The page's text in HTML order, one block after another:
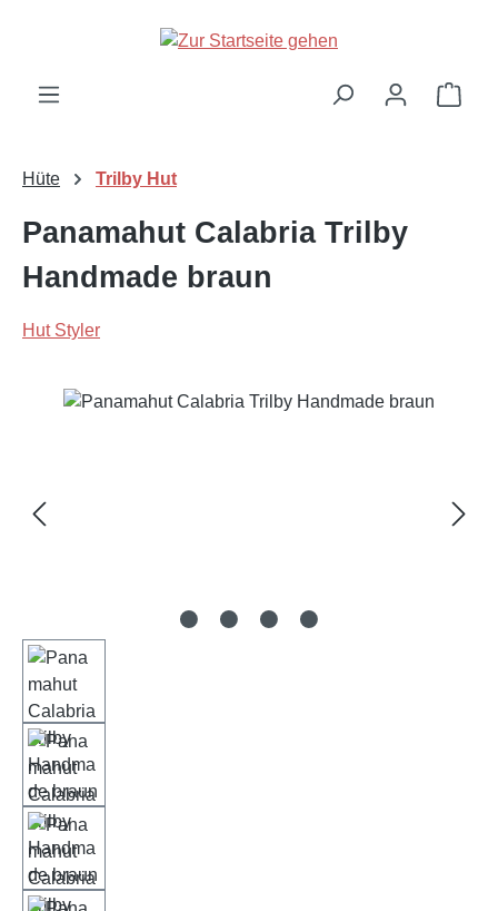
Zum Hauptinhalt springen
Hüte Trilby Hut
Panamahut Calabria Trilby
Handmade braun
Hut Styler
Bildergalerie überspringen